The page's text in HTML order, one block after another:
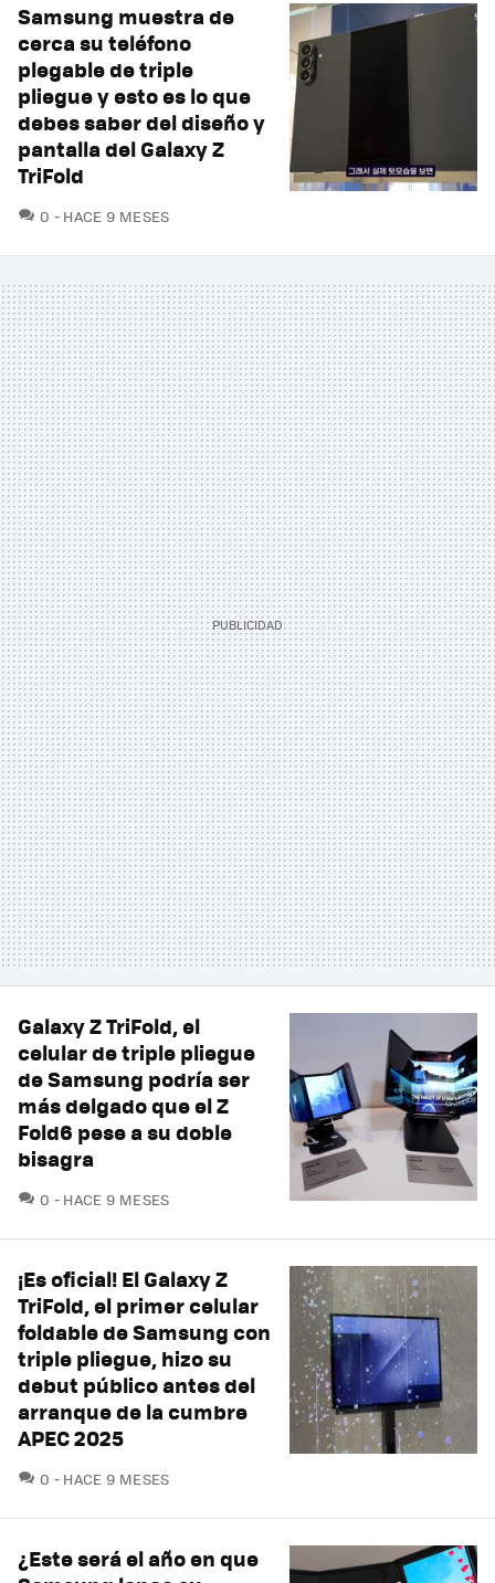
Samsung muestra de
cerca su teléfono
plegable de triple
pliegue y esto es lo que
debes saber del diseño y
pantalla del Galaxy Z
TriFold
0 COMENTARIOS
HACE 9 MESES
Galaxy Z TriFold, el
celular de triple pliegue
de Samsung podría ser
más delgado que el Z
Fold6 pese a su doble
bisagra
0 COMENTARIOS
HACE 9 MESES
¡Es oficial! El Galaxy Z
TriFold, el primer celular
foldable de Samsung con
triple pliegue, hizo su
debut público antes del
arranque de la cumbre
APEC 2025
0 COMENTARIOS
HACE 9 MESES
¿Este será el año en que